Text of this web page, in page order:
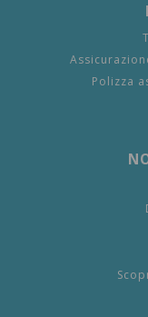
Polizza